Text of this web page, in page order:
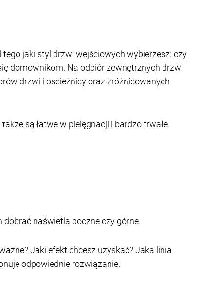
jaki styl drzwi wejściowych wybierzesz: czy
domownikom. Na odbiór zewnętrznych drzwi
drzwi i ościeżnicy oraz zróżnicowanych
są łatwe w pielęgnacji i bardzo trwałe.
naświetla boczne czy górne.
Jaki efekt chcesz uzyskać? Jaka linia
odpowiednie rozwiązanie.